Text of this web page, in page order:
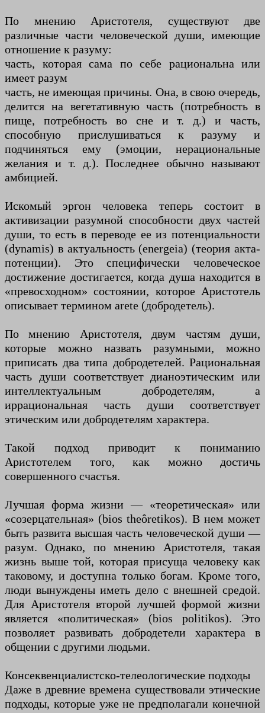
По мнению Аристотеля, существуют две
различные части человеческой души, имеющие
отношение к разуму:
часть, которая сама по себе рациональна или
имеет разум
часть, не имеющая причины. Она, в свою очередь,
делится на вегетативную часть (потребность в
пище, потребность во сне и т. д.) и часть,
способную прислушиваться к разуму и
подчиняться ему (эмоции, нерациональные
желания и т. д.). Последнее обычно называют
амбицией.
Искомый эргон человека теперь состоит в
активизации разумной способности двух частей
души, то есть в переводе ее из потенциальности
(dynamis) в актуальность (energeia) (теория акта-
потенции). Это специфически человеческое
достижение достигается, когда душа находится в
«превосходном» состоянии, которое Аристотель
описывает термином arete (добродетель).
По мнению Аристотеля, двум частям души,
которые можно назвать разумными, можно
приписать два типа добродетелей. Рациональная
часть души соответствует дианоэтическим или
интеллектуальным добродетелям, а
иррациональная часть души соответствует
этическим или добродетелям характера.
Такой подход приводит к пониманию
Аристотелем того, как можно достичь
совершенного счастья.
Лучшая форма жизни — «теоретическая» или
«созерцательная» (bios theôretikos). В нем может
быть развита высшая часть человеческой души —
разум. Однако, по мнению Аристотеля, такая
жизнь выше той, которая присуща человеку как
таковому, и доступна только богам. Кроме того,
люди вынуждены иметь дело с внешней средой.
Для Аристотеля второй лучшей формой жизни
является «политическая» (bios politikos). Это
позволяет развивать добродетели характера в
общении с другими людьми.
Консеквенциалистско-телеологические подходы
Даже в древние времена существовали этические
подходы, которые уже не предполагали конечной